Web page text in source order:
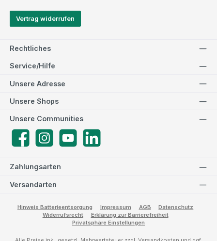
Vertrag widerrufen
Rechtliches
Service/Hilfe
Zahlungsarten
Versandarten
Unsere Adresse
Unsere Communities
FacebookInstagramYouTube
Unsere Shops
Hinweis Batterieentsorgung Impressum AGB
Datenschutz
Widerrufsrecht
Erklärung zur Barrierefreiheit
Privatsphäre Einstellungen